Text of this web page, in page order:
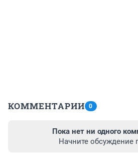
КОММЕНТАРИИ 0
Пока нет ни одного
Начните обсуждение